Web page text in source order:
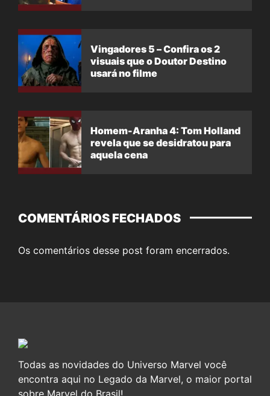
Vingadores 5 – Confira os 2
visuais que o Doutor Destino
usará no filme
Homem-Aranha 4: Tom Holland
revela que se desidratou para
aquela cena
COMENTÁRIOS FECHADOS
Os comentários desse post foram encerrados.
Todas as novidades do Universo Marvel você
encontra aqui no Legado da Marvel, o maior portal